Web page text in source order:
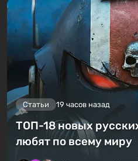
Статьи 19 часов назад
ТОП-18 новых
любят по всему миру